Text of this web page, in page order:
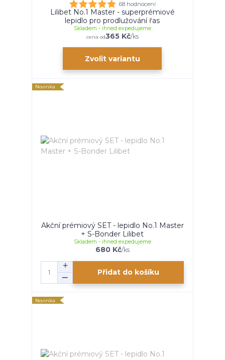
68 hodnocení
Lilibet No.1 Master - superprémiové
lepidlo pro prodlužování řas
cena od365 Kč/ks
Skladem - ihned expedujeme
Zvolit variantu
Novinka
Akční prémiový SET - lepidlo No.1 Master
+ S-Bonder Lilibet
680 Kč/ks
Skladem - ihned expedujeme
Přidat do košíku
Novinka